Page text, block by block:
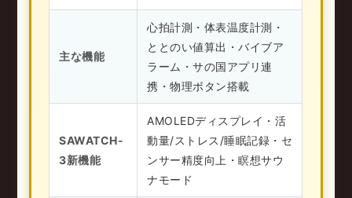
主な機能
心拍計測・体表温度計測・
ととのい値算出・バイブア
ラーム・サの国アプリ連
携 ・物理ボタン搭載
SAWATCH-
3新機能
AMOLEDディスプレイ・活
動量/ストレス/睡眠記録・セ
ンサー精度向上 ・瞑想サウ
ナモード